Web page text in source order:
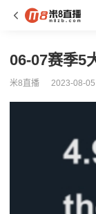
06-07赛季5
米8直播 2023-08-05